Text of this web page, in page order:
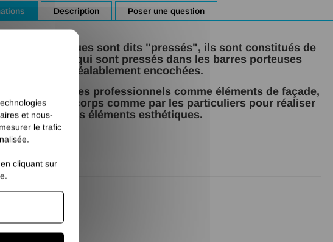
métalliques sont dits "pressés", ils sont constitués de
à froid qui sont pressés dans les barres porteuses
préalablement encochées.
utilisés par les professionnels comme éléments de façade,
ou de garde corps comme par les particuliers pour réaliser
des éléments esthétiques.
Description Poser une question
et nous-
le trafic
cliquant sur